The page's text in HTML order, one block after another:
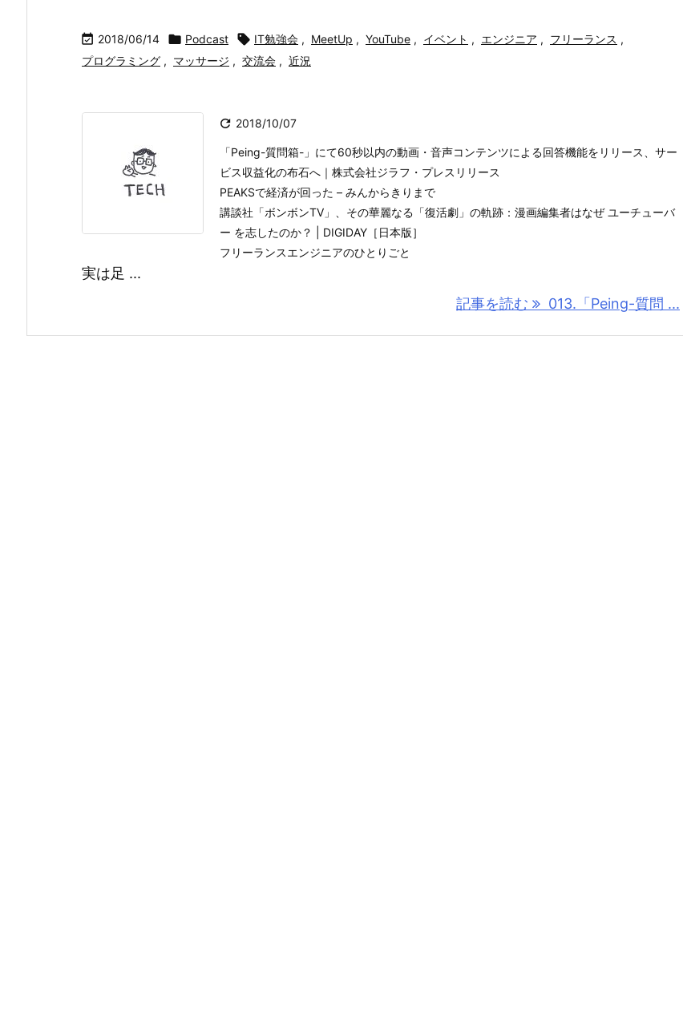
 2018/06/14  Podcast  IT勉強会 , MeetUp , YouTube , イベント , エンジニア , フリーランス ,
プログラミング , マッサージ , 交流会 , 近況
 2018/10/07
「Peing-質問箱-」にて60秒以内の動画・音声コンテンツによる回答機能をリリース、サー
ビス収益化の布石へ｜株式会社ジラフ・プレスリリース
PEAKSで経済が回った – みんからきりまで
講談社「ボンボンTV」、その華麗なる「復活劇」の軌跡：漫画編集者はなぜ ユーチューバ
ー を志したのか？ | DIGIDAY［日本版］
フリーランスエンジニアのひとりごと
実は足 ...
記事を読む
013.「Peing-質問 ...